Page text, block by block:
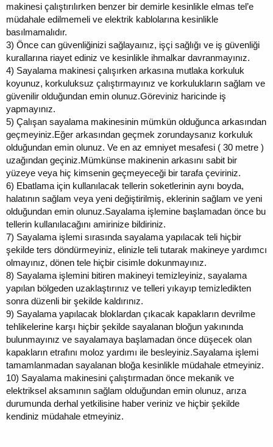
makinesi çalıştırılırken benzer bir demirle kesinlikle elmas tel’e
müdahale edilmemeli ve elektrik kablolarına kesinlikle
basılmamalıdır.
3) Önce can güvenliğinizi sağlayaınız, işçi sağlığı ve iş güvenliği
kurallarına riayet ediniz ve kesinlikle ihmalkar davranmayınız.
4) Sayalama makinesi çalışırken arkasına mutlaka korkuluk
koyunuz, korkuluksuz çalıştırmayınız ve korkulukların sağlam ve
güvenilir olduğundan emin olunuz.Göreviniz haricinde iş
yapmayınız.
5) Çalışan sayalama makinesinin mümkün olduğunca arkasından
geçmeyiniz.Eğer arkasından geçmek zorundaysanız korkuluk
olduğundan emin olunuz. Ve en az emniyet mesafesi ( 30 metre )
uzağından geçiniz.Mümkünse makinenin arkasını sabit bir
yüzeye veya hiç kimsenin geçmeyeceği bir tarafa çeviriniz.
6) Ebatlama için kullanılacak tellerin soketlerinin aynı boyda,
halatının sağlam veya yeni değiştirilmiş, eklerinin sağlam ve yeni
olduğundan emin olunuz.Sayalama işlemine başlamadan önce bu
tellerin kullanılacağını amirinize bildiriniz.
7) Sayalama işlemi sırasında sayalama yapılacak teli hiçbir
şekilde ters döndürmeyiniz, elinizle teli tutarak makineye yardımcı
olmayınız, dönen tele hiçbir cisimle dokunmayınız.
8) Sayalama işlemini bitiren makineyi temizleyiniz, sayalama
yapılan bölgeden uzaklaştırınız ve telleri yıkayıp temizledikten
sonra düzenli bir şekilde kaldırınız.
9) Sayalama yapılacak bloklardan çıkacak kapakların devrilme
tehlikelerine karşı hiçbir şekilde sayalanan bloğun yakınında
bulunmayınız ve sayalamaya başlamadan önce düşecek olan
kapakların etrafını moloz yardımı ile besleyiniz.Sayalama işlemi
tamamlanmadan sayalanan bloğa kesinlikle müdahale etmeyiniz.
10) Sayalama makinesini çalıştırmadan önce mekanik ve
elektriksel aksamının sağlam olduğundan emin olunuz, arıza
durumunda derhal yetkilisine haber veriniz ve hiçbir şekilde
kendiniz müdahale etmeyiniz.